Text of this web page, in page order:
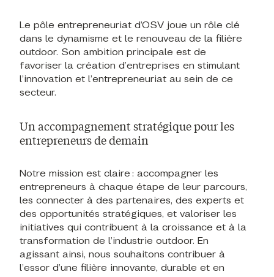
Le pôle entrepreneuriat d’OSV joue un rôle clé
dans le dynamisme et le renouveau de la filière
outdoor. Son ambition principale est de
favoriser la création d’entreprises en stimulant
l’innovation et l’entrepreneuriat au sein de ce
secteur.
Un accompagnement stratégique pour les
entrepreneurs de demain
Notre mission est claire : accompagner les
entrepreneurs à chaque étape de leur parcours,
les connecter à des partenaires, des experts et
des opportunités stratégiques, et valoriser les
initiatives qui contribuent à la croissance et à la
transformation de l’industrie outdoor. En
agissant ainsi, nous souhaitons contribuer à
l’essor d’une filière innovante, durable et en